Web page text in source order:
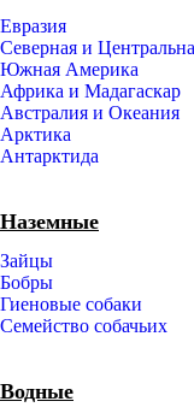
Евразия
Северная и
Южная Америка
Африка и Мадагаскар
Австралия и Океания
Арктика
Антарктида
Наземные
Зайцы
Бобры
Гиеновые собаки
Семейство собачьих
Водные